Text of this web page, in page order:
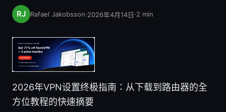
Rafael Jakobsson·2026年4月14日·2 min
2026年VPN设置终极指南：从下载到路由器的全
方位教程的快速摘要